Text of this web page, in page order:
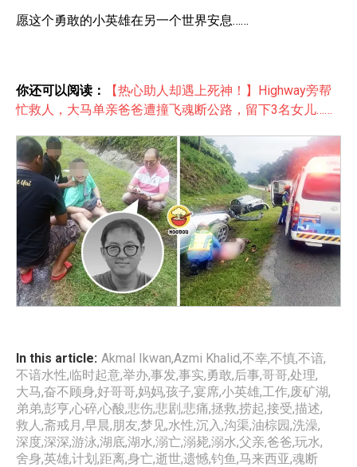
愿这个勇敢的小英雄在另一个世界安息……
你还可以阅读：
【热心助人却遇上死神！】Highway旁帮
忙救人，大马单亲爸爸遭撞飞魂断公路，留下3名女儿……
In this article: Akmal Ikwan,Azmi Khalid,不幸,不慎,不谙,
不谙水性,临时起意,举办,事发,事实,勇敢,后事,哥哥,处理,
大马,奋不顾身,好哥哥,妈妈,孩子,宴席,小英雄,工作,废矿湖,
弟弟,彭亨,心碎,心酸,悲伤,悲剧,悲痛,拯救,捞起,接受,描述,
救人,斋戒月,早晨,朋友,梦见,水性,沉入,沟渠,油棕园,洗澡,
深度,深深,游泳,湖底,湖水,溺亡,溺毙,溺水,父亲,爸爸,玩水,
舍身,英雄,计划,距离,身亡,逝世,遗憾,钓鱼,马来西亚,魂断